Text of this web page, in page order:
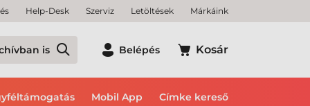
Help-Desk Szerviz Letöltések Márkáink
is Belépés Kosár
Mobil App Címke kereső